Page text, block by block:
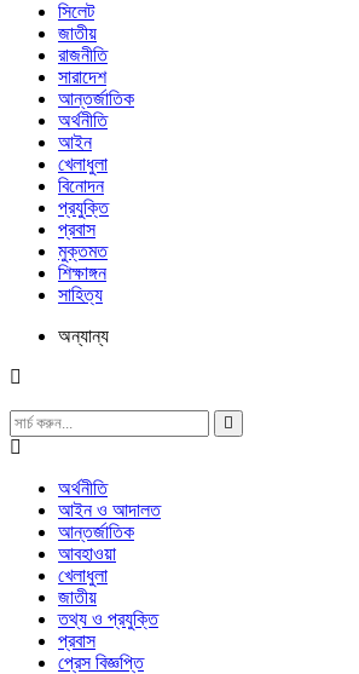
সিলেট
জাতীয়
রাজনীতি
সারাদেশ
আন্তর্জাতিক
অর্থনীতি
আইন
খেলাধুলা
বিনোদন
প্রযুক্তি
প্রবাস
মুক্তমত
শিক্ষাঙ্গন
সাহিত্য
অন্যান্য
অর্থনীতি
আইন ও আদালত
আন্তর্জাতিক
আবহাওয়া
খেলাধুলা
জাতীয়
তথ্য ও প্রযুক্তি
প্রবাস
প্রেস বিজ্ঞপ্তি